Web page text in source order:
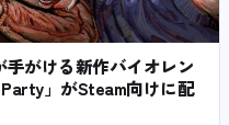
手がける新作バイオレン
」がSteam向けに配